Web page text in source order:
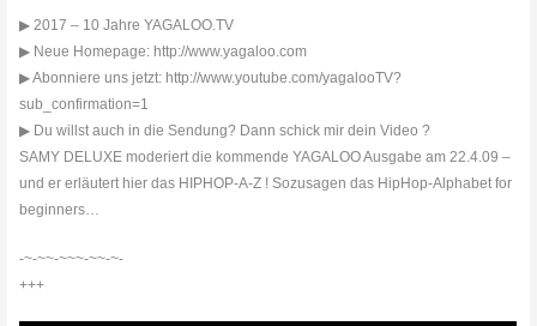
▶ 2017 – 10 Jahre YAGALOO.TV
▶ Neue Homepage: http://www.yagaloo.com
▶ Abonniere uns jetzt: http://www.youtube.com/yagalooTV?
sub_confirmation=1
▶ Du willst auch in die Sendung? Dann schick mir dein Video ?
SAMY DELUXE moderiert die kommende YAGALOO Ausgabe am 22.4.09 –
und er erläutert hier das HIPHOP-A-Z ! Sozusagen das HipHop-Alphabet for
beginners…
-~-~~-~~~-~~-~-
+++